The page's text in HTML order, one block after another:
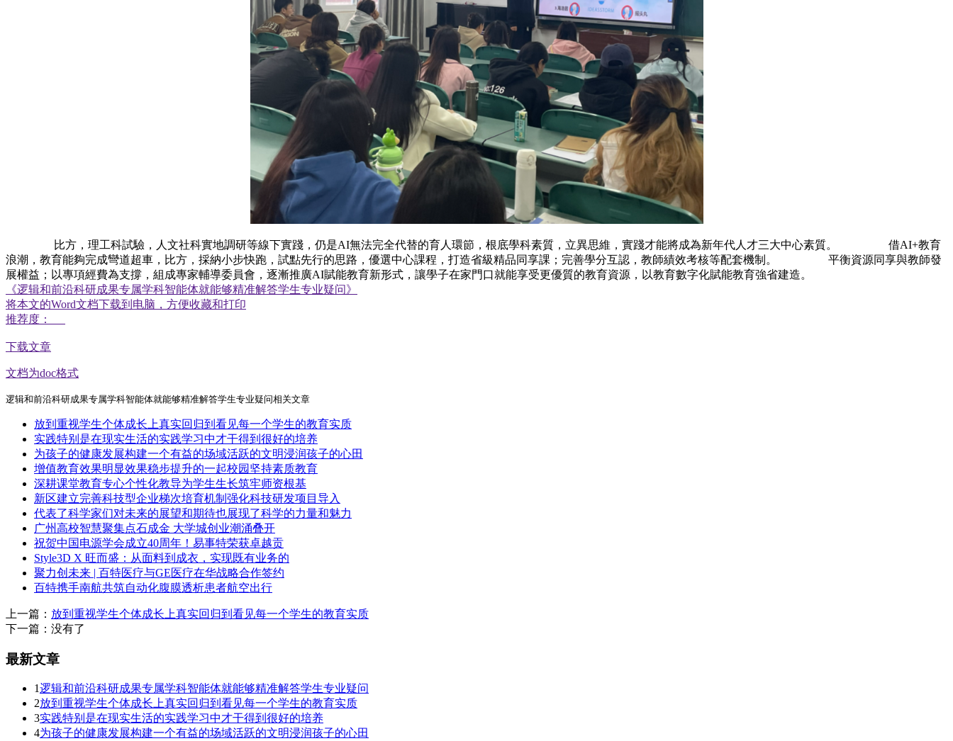
比方，理工科試驗，人文社科實地調研等線下實踐，仍是AI無法完全代替的育人環節，根底學科素質，立異思維，實踐才能將成為新年代人才三大中心素質。 借AI+教育
浪潮，教育能夠完成彎道超車，比方，採納小步快跑，試點先行的思路，優選中心課程，打造省級精品同享課；完善學分互認，教師績效考核等配套機制。 平衡資源同享與教師發
展權益；以專項經費為支撐，組成專家輔導委員會，逐漸推廣AI賦能教育新形式，讓學子在家門口就能享受更優質的教育資源，以教育數字化賦能教育強省建造。
《逻辑和前沿科研成果专属学科智能体就能够精准解答学生专业疑问》
将本文的Word文档下载到电脑，方便收藏和打印
推荐度：
下载文章
文档为doc格式
逻辑和前沿科研成果专属学科智能体就能够精准解答学生专业疑问相关文章
放到重视学生个体成长上真实回归到看见每一个学生的教育实质
实践特别是在现实生活的实践学习中才干得到很好的培养
为孩子的健康发展构建一个有益的场域活跃的文明浸润孩子的心田
增值教育效果明显效果稳步提升的一起校园坚持素质教育
深耕课堂教育专心个性化教导为学生生长筑牢师资根基
新区建立完善科技型企业梯次培育机制强化科技研发项目导入
代表了科学家们对未来的展望和期待也展现了科学的力量和魅力
广州高校智慧聚集点石成金 大学城创业潮涌叠开
祝贺中国电源学会成立40周年！易事特荣获卓越贡
Style3D X 旺而盛：从面料到成衣，实现既有业务的
聚力创未来 | 百特医疗与GE医疗在华战略合作签约
百特携手南航共筑自动化腹膜透析患者航空出行
上一篇： 放到重视学生个体成长上真实回归到看见每一个学生的教育实质
下一篇：没有了
最新文章
1逻辑和前沿科研成果专属学科智能体就能够精准解答学生专业疑问
2放到重视学生个体成长上真实回归到看见每一个学生的教育实质
3实践特别是在现实生活的实践学习中才干得到很好的培养
4为孩子的健康发展构建一个有益的场域活跃的文明浸润孩子的心田